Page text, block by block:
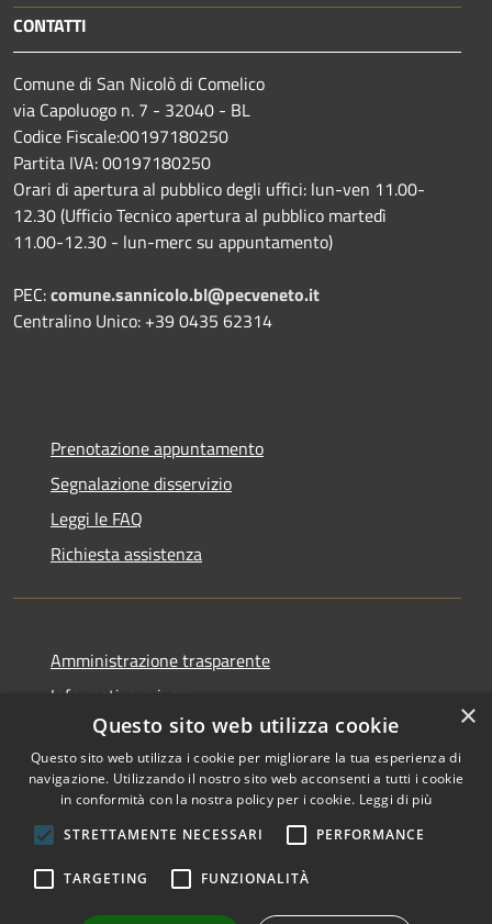
CONTATTI
Comune di San Nicolò di Comelico
via Capoluogo n. 7 - 32040 - BL
Codice Fiscale:00197180250
Partita IVA: 00197180250
Orari di apertura al pubblico degli uffici: lun-ven 11.00-
12.30 (Ufficio Tecnico apertura al pubblico martedì
11.00-12.30 - lun-merc su appuntamento)
PEC:comune.sannicolo.bl@pecveneto.it
Centralino Unico: +39 0435 62314
Prenotazione appuntamento
Segnalazione disservizio
Leggi le FAQ
Richiesta assistenza
Amministrazione trasparente
Informativa privacy
Note legali
Dichiarazione di accessibilità
RSS
Copyright © 2026 • Comune di
×
Questo sito web utilizza cookie
Questo sito web utilizza i cookie per migliorare la tua esperienza di
navigazione. Utilizzando il nostro sito web acconsenti a tutti i cookie
in conformità con la nostra policy per i cookie. Leggi di più
STRETTAMENTE NECESSARI
PERFORMANCE
TARGETING FUNZIONALITÀ